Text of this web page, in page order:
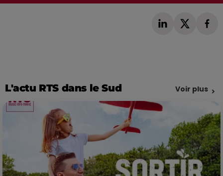
L'actu RTS dans le Sud Voir plus